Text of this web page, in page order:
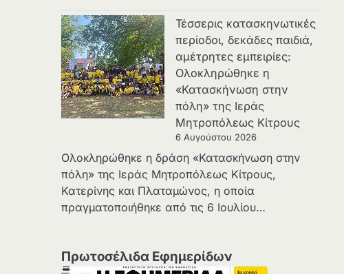
Τέσσερις κατασκηνωτικές
περίοδοι, δεκάδες παιδιά,
αμέτρητες εμπειρίες:
Ολοκληρώθηκε η
«Κατασκήνωση στην
πόλη» της Ιεράς
Μητροπόλεως Κίτρους
6 Αυγούστου 2026
Ολοκληρώθηκε η δράση «Κατασκήνωση στην
πόλη» της Ιεράς Μητροπόλεως Κίτρους,
Κατερίνης και Πλαταμώνος, η οποία
πραγματοποιήθηκε από τις 6 Ιουλίου…
Πρωτοσέλιδα Εφημερίδων